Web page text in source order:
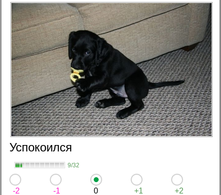
Успокоился
9/32
-2 -1 0 +1 +2